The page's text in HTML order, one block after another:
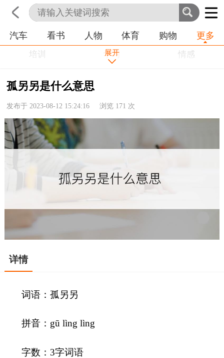
首页 科技 生活 职业
汽车 看书 人物 体育 购物 更多
培训 学习
情感
农业
健康
历史
展开
孤另另是什么意思
发布于 2023-08-12 15:24:16 浏览 171 次
详情
词语：孤另另
拼音：gū lìng lìng
字数：3字词语